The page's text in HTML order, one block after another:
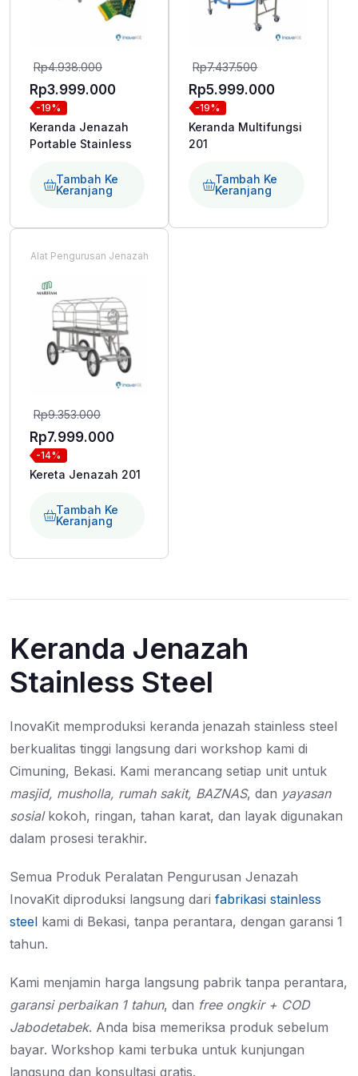
Rp4.938.000Harga
aslinya
Rp4.938.000.
Rp3.999.000Harga
ini
Rp3.999.000.
-19%
Keranda Jenazah
Portable Stainless
Tambah Ke
Keranjang
Rp7.437.500Harga
aslinya
Rp7.437.500.
Rp5.999.000Harga
ini
-19%
Keranda Multifungsi
201
Tambah Ke
Keranjang
Alat Pengurusan Jenazah
Rp9.353.000Harga
aslinya
Rp9.353.000.
Rp7.999.000Harga
ini
adalah:
-14%
Kereta Jenazah 201
Tambah Ke
Keranjang
Keranda Jenazah
Stainless Steel
InovaKit memproduksi keranda jenazah stainless steel
berkualitas tinggi langsung dari workshop kami di
Cimuning, Bekasi. Kami merancang setiap unit untuk
masjid, musholla, rumah sakit, BAZNAS, dan yayasan
sosialkokoh, ringan, tahan karat, dan layak digunakan
dalam prosesi terakhir.
Semua Produk Peralatan Pengurusan Jenazah
InovaKit diproduksi langsung dari fabrikasi stainless
steel kami di Bekasi, tanpa perantara, dengan garansi 1
tahun.
Kami menjamin harga langsung pabrik tanpa perantara,
garansi perbaikan 1 tahun, dan free ongkir + COD
Jabodetabek. Anda bisa memeriksa produk sebelum
bayar. Workshop kami terbuka untuk kunjungan
langsung dan konsultasi gratis.